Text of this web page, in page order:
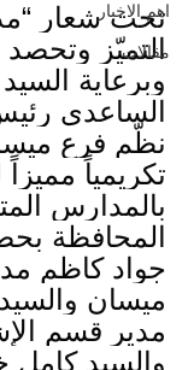
اهم الاخبار
مقالات
تحت شعار
التميّز وتحصد
وبرعاية
الساعدي
نظّم فرع
تكريمياً مميزاً
بالمدارس
المحافظة
جواد كاظم
ميسان
مدير قسم
والسيد كامل